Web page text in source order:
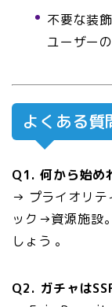
不要な装
ユーザー
よくある質
Q1. 何から始め
→ プライオリ
ック→資源施設
しょう 。
Q2. ガチャは